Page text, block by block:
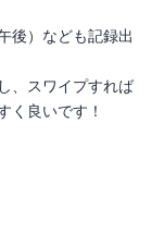
後）なども記録出
、スワイプすれば
く良いです！